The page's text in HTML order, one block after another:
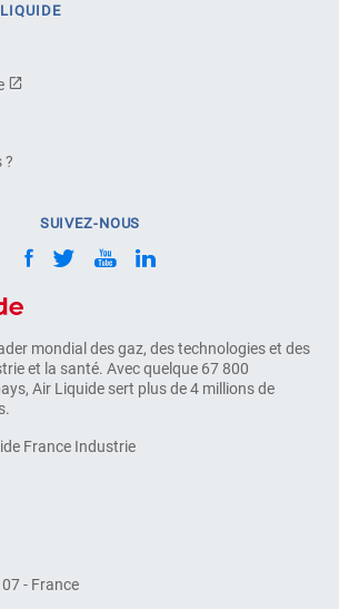
mondial des gaz, des technologies et des
et la santé. Avec quelque 67 800
Air Liquide sert plus de 4 millions de
France Industrie
- France
?
SUIVEZ-NOUS